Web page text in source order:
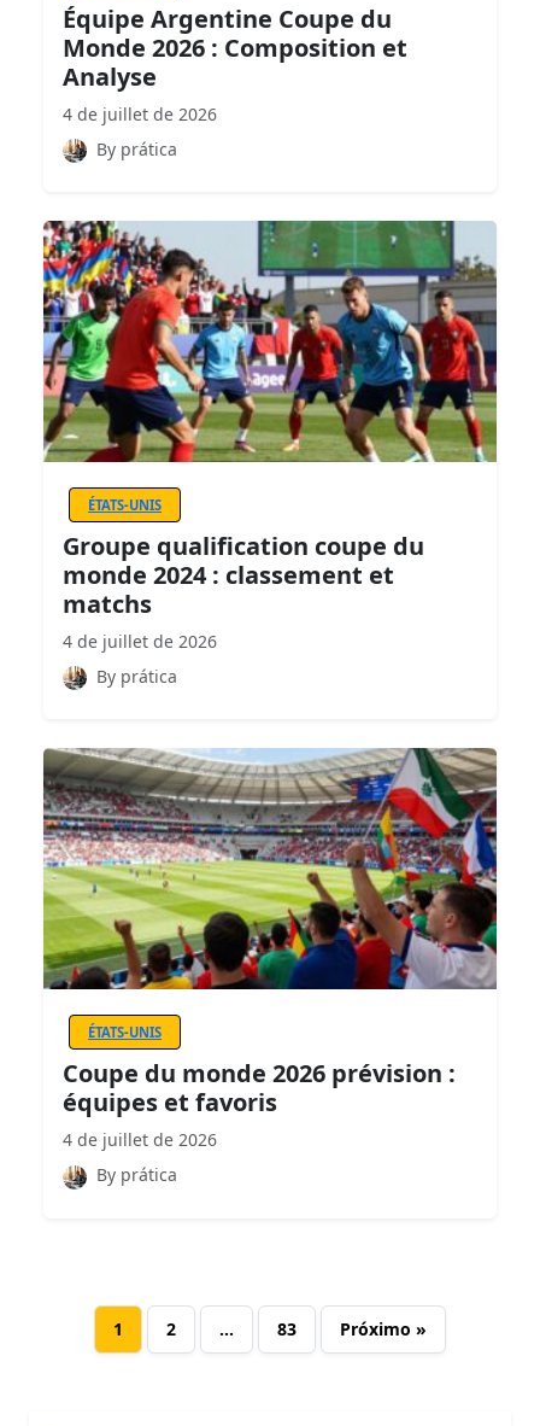
Équipe Argentine Coupe du
Monde 2026 : Composition et
Analyse
4 de juillet de 2026
By prática
ÉTATS-UNIS
Groupe qualification coupe du
monde 2024 : classement et
matchs
4 de juillet de 2026
By prática
ÉTATS-UNIS
Coupe du monde 2026 prévision :
équipes et favoris
4 de juillet de 2026
By prática
1 2 … 83 Próximo »